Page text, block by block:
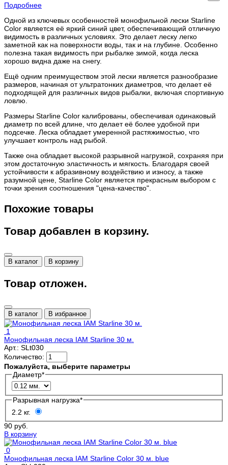
Подробнее
Одной из ключевых особенностей монофильной лески Starline
Color является её яркий синий цвет, обеспечивающий отличную
видимость в различных условиях. Это делает леску легко
заметной как на поверхности воды, так и на глубине. Особенно
полезна такая видимость при рыбалке зимой, когда леска
хорошо видна даже на снегу.
Ещё одним преимуществом этой лески является разнообразие
размеров, начиная от ультратонких диаметров, что делает её
подходящей для различных видов рыбалки, включая спортивную
ловлю.
Размеры Starline Color калиброваны, обеспечивая одинаковый
диаметр по всей длине, что делает её более удобной при
подсечке. Леска обладает умеренной растяжимостью, что
улучшает контроль над рыбой.
Также она обладает высокой разрывной нагрузкой, сохраняя при
этом достаточную эластичность и мягкость. Благодаря своей
устойчивости к абразивному воздействию и износу, а также
разумной цене, Starline Color является прекрасным выбором с
точки зрения соотношения "цена-качество".
Похожие товары
Товар добавлен в корзину.
В каталог В корзину
Товар отложен.
В каталог В избранное
1
Монофильная леска IAM Starline 30 м.
Арт.: SLt030
Количество:
Пожалуйста, выберите параметры
Диаметр*
Разрывная нагрузка*
2.2 кг.
90 руб.
В корзину
0
Монофильная леска IAM Starline Color 30 м. blue